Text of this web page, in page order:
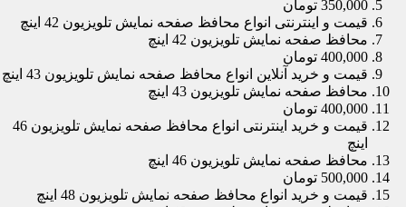
350,000 تومان
قیمت و اینترنتی انواع محافظ صفحه نمایش تلویزیون 42 اینچ
محافظ صفحه نمایش تلویزیون 42 اینچ
400,000 تومان
قیمت و خرید آنلاین انواع محافظ صفحه نمایش تلویزیون 43 اینچ
محافظ صفحه نمایش تلویزیون 43 اینچ
400,000 تومان
قیمت و خرید اینترنتی انواع محافظ صفحه نمایش تلویزیون 46
اینچ
محافظ صفحه نمایش تلویزیون 46 اینچ
500,000 تومان
قیمت و خرید انواع محافظ صفحه نمایش تلویزیون 48 اینچ